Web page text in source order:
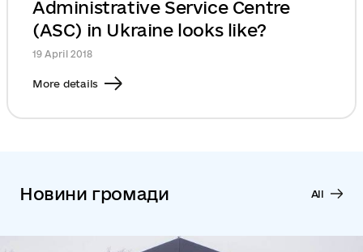
Administrative Service Centre
(ASC) in Ukraine looks like?
19 April 2018
More details
Новини громади All